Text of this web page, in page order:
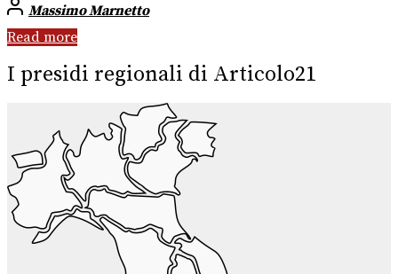
Massimo Marnetto
Read more
I presidi regionali di Articolo21